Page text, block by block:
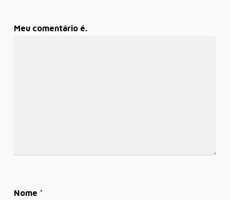
Meu comentário é.
Nome *